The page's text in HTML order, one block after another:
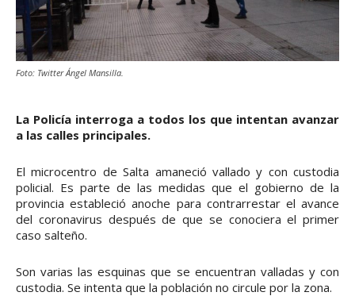
Foto: Twitter Ángel Mansilla.
La Policía interroga a todos los que intentan avanzar
a las calles principales.
El microcentro de Salta amaneció vallado y con custodia
policial. Es parte de las medidas que el gobierno de la
provincia estableció anoche para contrarrestar el avance
del coronavirus después de que se conociera el primer
caso salteño.
Son varias las esquinas que se encuentran valladas y con
custodia. Se intenta que la población no circule por la zona.